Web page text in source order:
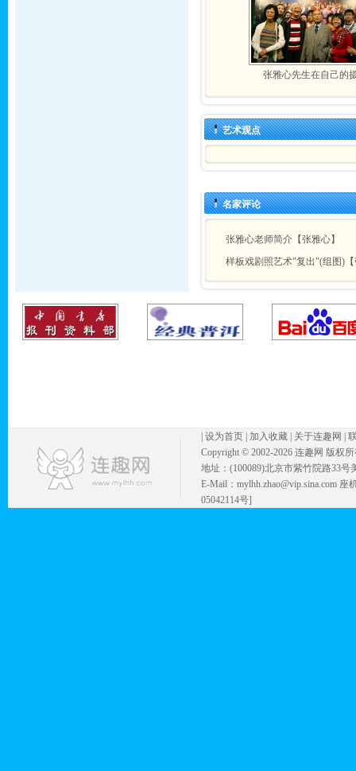
张雅心先生在自己的
艺术观点
名家评论
张雅心老师简介【张雅心】
样板戏剧照艺术"复出"(组图)
设为首页 加入收藏 关于连趣网
Copyright © 2002-2026 连趣网 版权
地址：(100089)北京市紫竹院路33号
E-Mail：mylhh.zhao@vip.sina.com
05042114号]